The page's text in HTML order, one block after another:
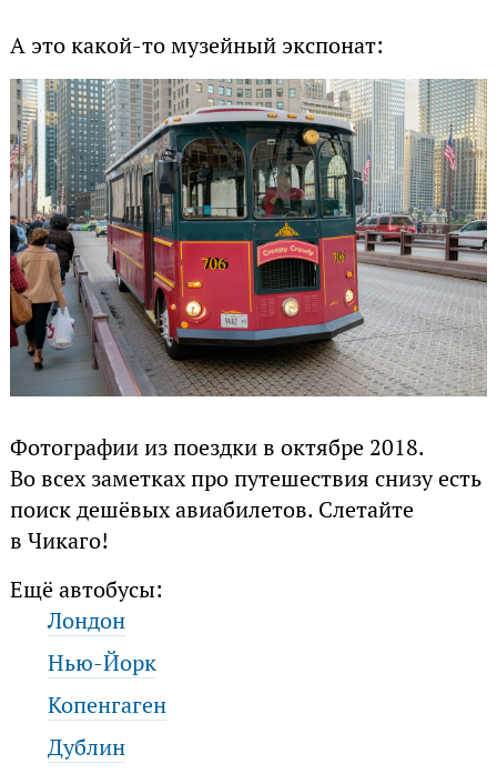
А это какой-то музейный экспонат:
Фотографии из поездки в октябре 2018.
Во всех заметках про путешествия снизу есть
поиск дешёвых авиабилетов. Слетайте
в Чикаго!
Ещё автобусы:
Лондон
Нью-Йорк
Копенгаген
Дублин